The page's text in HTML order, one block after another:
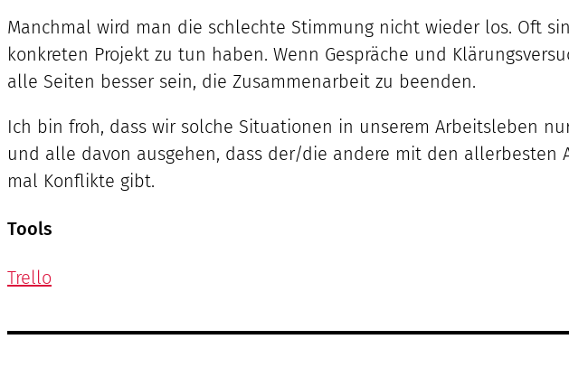
Manchmal wird man die schlechte Stimmung nicht wieder los. Oft
konkreten Projekt zu tun haben. Wenn Gespräche und
alle Seiten besser sein, die Zusammenarbeit zu beenden.
Ich bin froh, dass wir solche Situationen in unserem Arbeitsleben
und alle davon ausgehen, dass der/die andere mit den allerbesten
mal Konflikte gibt.
Tools
Trello